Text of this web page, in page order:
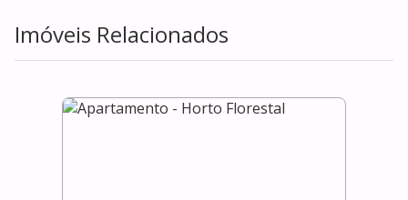
Imóveis Relacionados